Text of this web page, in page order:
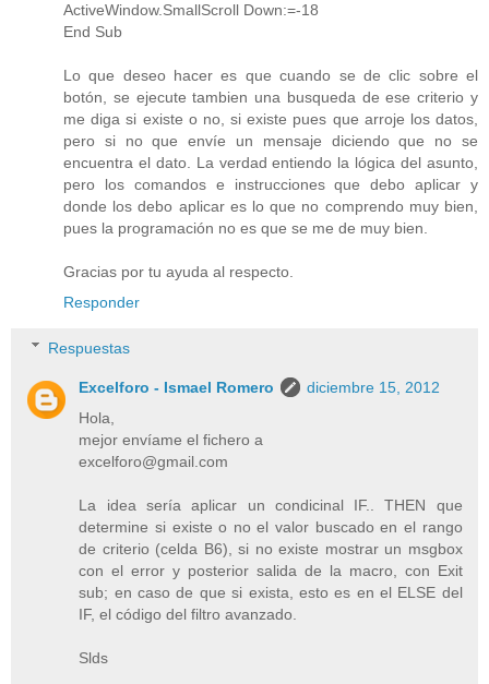
ActiveWindow.SmallScroll Down:=-18
End Sub
Lo que deseo hacer es que cuando se de clic sobre el
botón, se ejecute tambien una busqueda de ese criterio y
me diga si existe o no, si existe pues que arroje los datos,
pero si no que envíe un mensaje diciendo que no se
encuentra el dato. La verdad entiendo la lógica del asunto,
pero los comandos e instrucciones que debo aplicar y
donde los debo aplicar es lo que no comprendo muy bien,
pues la programación no es que se me de muy bien.
Gracias por tu ayuda al respecto.
Responder
Respuestas
Excelforo - Ismael Romero
diciembre 15, 2012
Hola,
mejor envíame el fichero a
excelforo@gmail.com
La idea sería aplicar un condicinal IF.. THEN que
determine si existe o no el valor buscado en el rango
de criterio (celda B6), si no existe mostrar un msgbox
con el error y posterior salida de la macro, con Exit
sub; en caso de que si exista, esto es en el ELSE del
IF, el código del filtro avanzado.
Slds